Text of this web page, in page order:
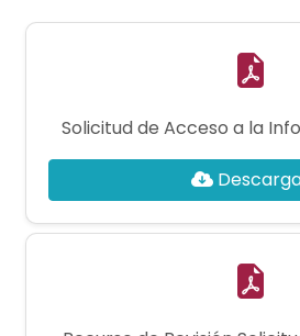
Solicitud de Acceso a la